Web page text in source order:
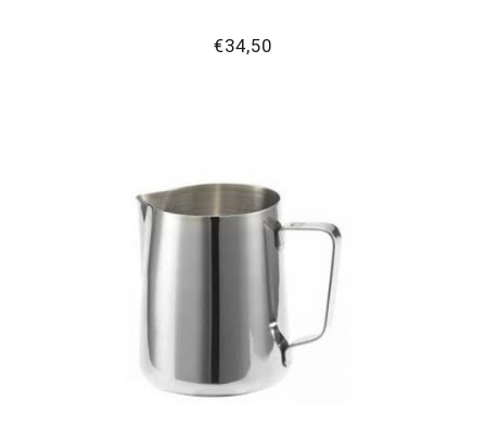
€34,50